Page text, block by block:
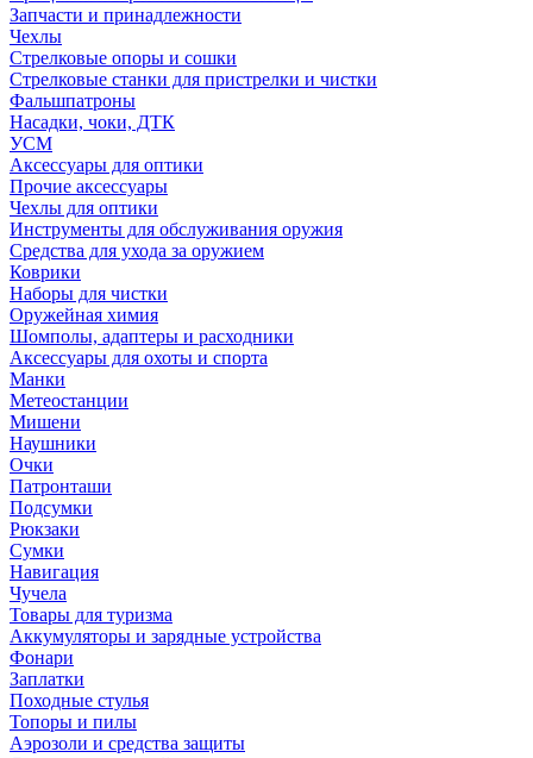
Запчасти и принадлежности
Чехлы
Стрелковые опоры и сошки
Стрелковые станки для пристрелки и чистки
Фальшпатроны
Насадки, чоки, ДТК
УСМ
Аксессуары для оптики
Прочие аксессуары
Чехлы для оптики
Инструменты для обслуживания оружия
Средства для ухода за оружием
Коврики
Наборы для чистки
Оружейная химия
Шомполы, адаптеры и расходники
Аксессуары для охоты и спорта
Манки
Метеостанции
Мишени
Наушники
Очки
Патронташи
Подсумки
Рюкзаки
Сумки
Навигация
Чучела
Товары для туризма
Аккумуляторы и зарядные устройства
Фонари
Заплатки
Походные стулья
Топоры и пилы
Аэрозоли и средства защиты